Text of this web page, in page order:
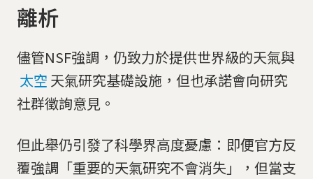
離析
儘管NSF強調，仍致力於提供世界級的天氣與
太空 天氣研究基礎設施，但也承諾會向研究
社群徵詢意見。
但此舉仍引發了科學界高度憂慮：即便官方反
覆強調「重要的天氣研究不會消失」，但當支